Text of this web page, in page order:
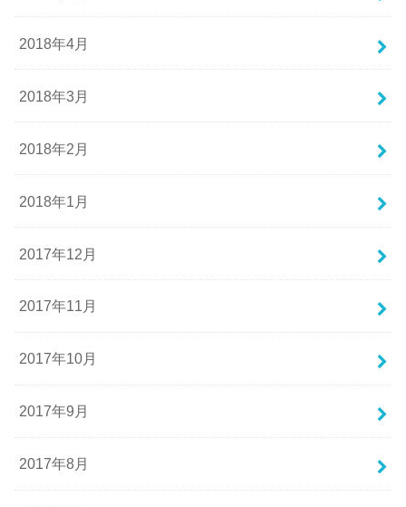
2018年4月
2018年3月
2018年2月
2018年1月
2017年12月
2017年11月
2017年10月
2017年9月
2017年8月